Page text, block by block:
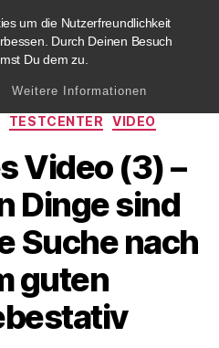
um die Nutzerfreundlichkeit
Durch Deinen Besuch
Du dem zu.
Weitere Informationen
cheese.de
Kategorien
TESTCENTER VIDEO
Video (3) –
Dinge sind
Suche nach
guten